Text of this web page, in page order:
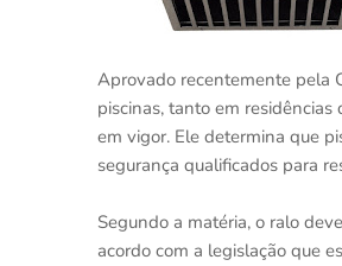
Aprovado recentemente pela
piscinas, tanto em
em vigor. Ele determina que
segurança qualificados para
Segundo a matéria, o ralo
acordo com a legislação que